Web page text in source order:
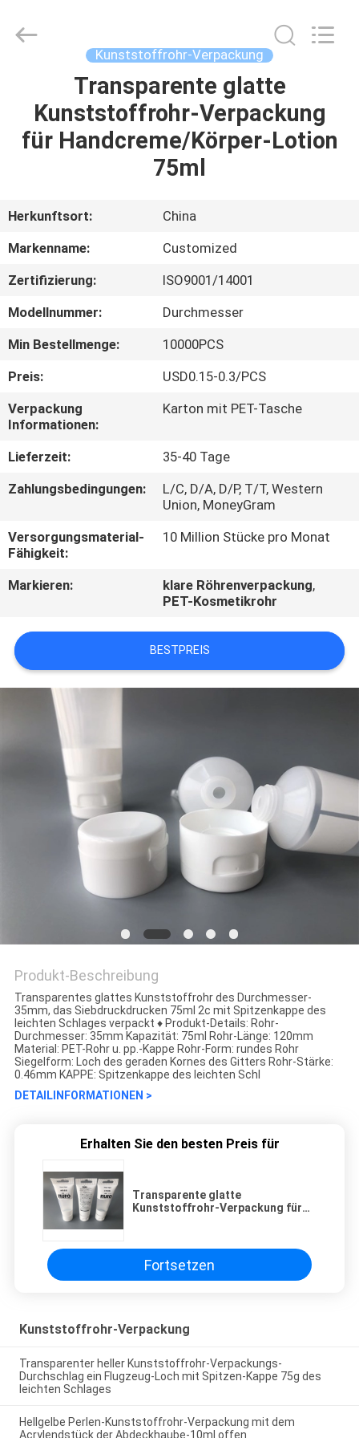
PRODUKTE
UNS
AUSFLUG
QUALITÄTSKONTROLLE
TRETEN
SIE
MIT
UNS
VERBINDUNG
FORDERN
EIN
ZITAT
COMPANY
NEWS
Copyright
emptycosmetictube.com.
Kunststoffrohr-Verpackung
Transparente glatte
Kunststoffrohr-Verpackung
für Handcreme/Körper-Lotion
75ml
Herkunftsort:
China
Markenname:
Customized
Zertifizierung:
ISO9001/14001
Modellnummer:
Durchmesser
Min Bestellmenge:
10000PCS
Preis:
USD0.15-0.3/PCS
Verpackung
Informationen:
Karton mit PET-Tasche
Lieferzeit:
35-40 Tage
Zahlungsbedingungen:
L/C, D/A, D/P, T/T, Western
Union, MoneyGram
Versorgungsmaterial-
Fähigkeit:
10 Million Stücke pro Monat
Markieren: klare Röhrenverpackung,
PET-Kosmetikrohr
BESTPREIS
Produkt-Beschreibung
Transparentes glattes Kunststoffrohr des Durchmesser-
35mm, das Siebdruckdrucken 75ml 2c mit Spitzenkappe des
leichten Schlages verpackt ♦ Produkt-Details: Rohr-
Durchmesser: 35mm Kapazität: 75ml Rohr-Länge: 120mm
Material: PET-Rohr u. pp.-Kappe Rohr-Form: rundes Rohr
Siegelform: Loch des geraden Kornes des Gitters Rohr-Stärke:
0.46mm KAPPE: Spitzenkappe des leichten Schl
DETAILINFORMATIONEN >
Erhalten Sie den besten Preis für
Transparente glatte
Kunststoffrohr-Verpackung für
Fortsetzen
Kunststoffrohr-Verpackung
Transparenter heller Kunststoffrohr-Verpackungs-
Durchschlag ein Flugzeug-Loch mit Spitzen-Kappe 75g des
leichten Schlages
Hellgelbe Perlen-Kunststoffrohr-Verpackung mit dem
Acrylendstück der Abdeckhaube-10ml offen